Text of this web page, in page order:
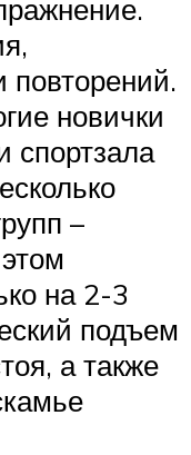
повторений.
новички
спортзала
–
на 2-3
подъем
а также